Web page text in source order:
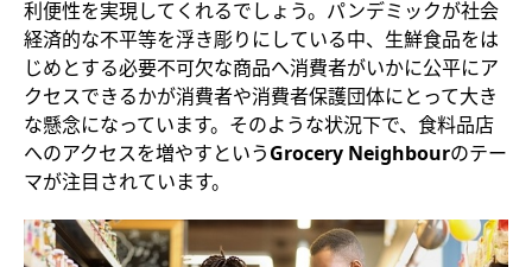
利便性を実現してくれるでしょう。パンデミックが社会
経済的な不平等を浮き彫りにしている中、生鮮食品をは
じめとする必要不可欠な商品へ消費者がいかに公平にア
クセスできるかが消費者や消費者保護団体にとって大き
な懸念になっています。そのような状況下で、食料品店
へのアクセスを増やすというGrocery Neighbourのテー
マが注目されています。